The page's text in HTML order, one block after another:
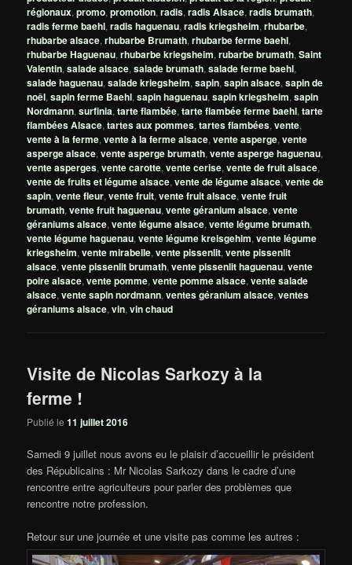
régionaux,promo,promotion,radis,radis Alsace,radis brumath,
radis ferme baehl,radis haguenau,radis kriegsheim,rhubarbe,
rhubarbe alsace,rhubarbe Brumath,rhubarbe ferme baehl,
rhubarbe Haguenau,rhubarbe kriegsheim,rubarbe brumath,Saint
Valentin,salade alsace,salade brumath,salade ferme baehl,
salade haguenau,salade kriegsheim,sapin,sapin alsace,sapin de
noêl,sapin ferme Baehl,sapin haguenau,sapin kriegsheim,sapin
Nordmann,surfinia,tarte flambée,tarte flambée ferme baehl,tarte
flambées Alsace,tartes aux pommes,tartes flambées,vente,
vente à la ferme,vente à la ferme alsace,vente asperge,vente
asperge alsace,vente asperge brumath,vente asperge haguenau,
vente asperges,vente carotte,vente cerise,vente de fruit alsace,
vente de fruits et légume alsace,vente de légume alsace,vente de
sapin,vente fleur,vente fruit,vente fruit alsace,vente fruit
brumath,vente fruit haguenau,vente géranium alsace,vente
géraniums alsace,vente légume alsace,vente légume brumath,
vente légume haguenau,vente légume kreisgehim,vente légume
kriegsheim,vente mirabelle,vente pissenlit,vente pissenlit
alsace,vente pissenlit brumath,vente pissenlit haguenau,vente
poire alsace,vente pomme,vente pomme alsace,vente salade
alsace,vente sapin nordmann,ventes géranium alsace,ventes
géraniums alsace,vin,vin chaud
Visite de Nicolas Sarkozy à la
ferme !
Publié le11 juillet 2016
Samedi 9 juillet nous avons eu le plaisir d’accueillir le président
des Républicains : Mr Nicolas Sarkozy dans le cadre d’une
rencontre entre agriculteurs pour parler des problèmes que
rencontre notre profession.
Retour sur une journée et une visite pas comme les autres :